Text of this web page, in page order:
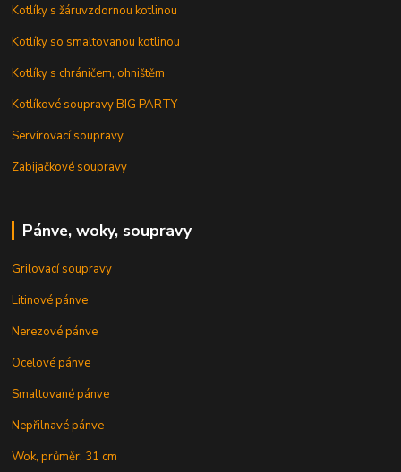
Kotlíky s žáruvzdornou kotlinou
Kotlíky so smaltovanou kotlinou
Kotlíky s chráničem, ohništěm
Kotlíkové soupravy BIG PARTY
Servírovací soupravy
Zabijačkové soupravy
Pánve, woky, soupravy
Grilovací soupravy
Litinové pánve
Nerezové pánve
Ocelové pánve
Smaltované pánve
Nepřilnavé pánve
Wok, průměr: 31 cm